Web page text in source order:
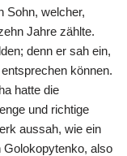
Sohn, welcher,
Jahre zählte.
denn er sah ein,
können.
hatte die
und richtige
aussah, wie ein
Golokopytenko, also